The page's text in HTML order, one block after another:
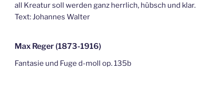
all Kreatur soll werden ganz herrlich, hübsch und klar.
Text: Johannes Walter
Max Reger (1873-1916)
Fantasie und Fuge d-moll op. 135b